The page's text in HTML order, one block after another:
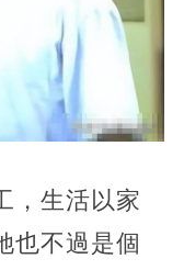
，生活以家
也不過是個